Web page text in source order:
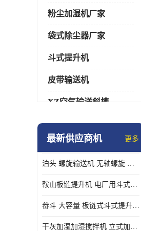
粉尘加湿机厂家
袋式除尘器厂家
斗式提升机
皮带输送机
XZ空气输送斜槽
通风蝶阀/百叶阀
气旋混动喷淋塔
N-TGD钢丝胶带斗式提升机
最新供应商机 更多
泊头 螺旋输送机 无轴螺旋 污泥螺旋输送机 规格齐全
鞍山板链提升机 电厂用斗式提升机 规格齐全
畚斗 大容量 板链式斗式提升机 正康斗提机厂家
干灰加湿加湿搅拌机 立式加湿机消化机 双轴